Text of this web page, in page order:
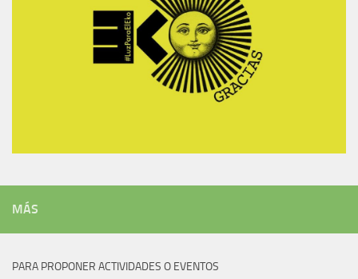
MÁS
PARA PROPONER ACTIVIDADES O EVENTOS